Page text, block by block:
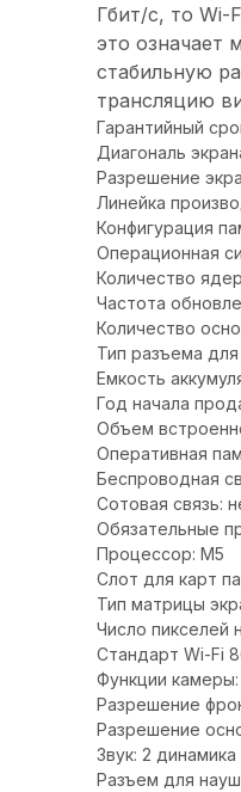
Гбит/с, то Wi-
это означает
стабильную
трансляцию
Гарантийный
Диагональ
Разрешение
Линейка
Конфигурация
Операционная
Количество
Частота
Количество
Тип разъема
Емкость
Год начала
Объем
Оперативная
Беспроводная
Сотовая связь:
Обязательные
Процессор: M5
Слот для карт
Тип матрицы
Число пикселей
Стандарт Wi-Fi
Функции
Разрешение
Разрешение
Звук: 2 динамика
Разъем для